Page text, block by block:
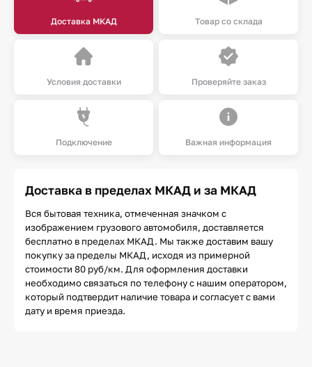
Доставка МКАД Товар со склада
Условия доставки Проверяйте заказ
Подключение Важная информация
Доставка в пределах МКАД и за МКАД
Вся бытовая техника, отмеченная значком с
изображением грузового автомобиля, доставляется
бесплатно в пределах МКАД. Мы также доставим вашу
покупку за пределы МКАД, исходя из примерной
стоимости 80 руб/км. Для оформления доставки
необходимо связаться по телефону с нашим оператором,
который подтвердит наличие товара и согласует с вами
дату и время приезда.